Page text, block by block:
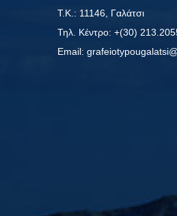
Τ.Κ.: 11146, Γαλάτσι
Τηλ. Κέντρο: +(30)
Εmail: